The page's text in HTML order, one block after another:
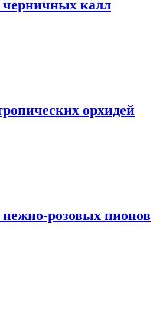
черничных калл
орхидей
нежно-розовых пионов